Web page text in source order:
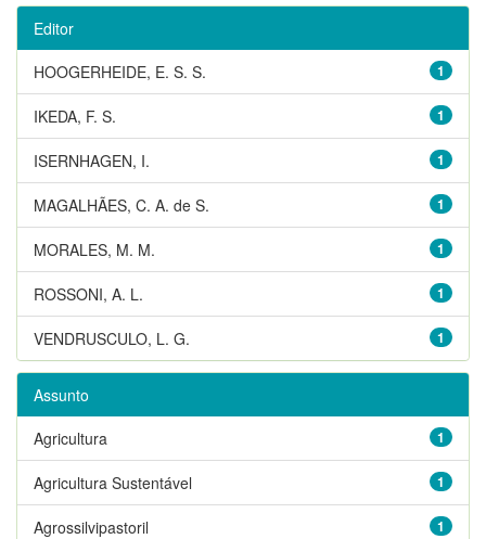
Editor
1
HOOGERHEIDE, E. S. S.
1
IKEDA, F. S.
1
ISERNHAGEN, I.
1
MAGALHÃES, C. A. de S.
1
MORALES, M. M.
1
ROSSONI, A. L.
1
VENDRUSCULO, L. G.
Assunto
1
Agricultura
1
Agricultura Sustentável
1
Agrossilvipastoril